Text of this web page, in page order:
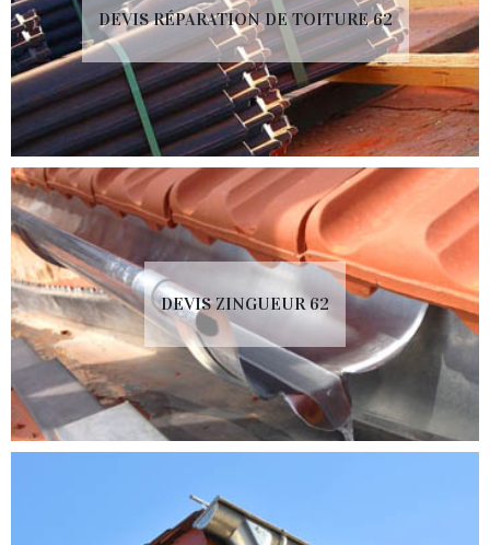
DEVIS RÉPARATION DE TOITURE 62
DEVIS ZINGUEUR 62